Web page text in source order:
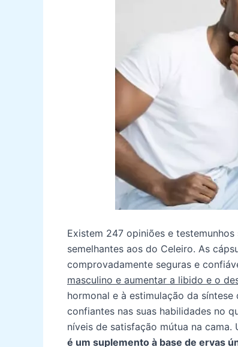
Existem 247 opiniões e
semelhantes aos do Celeiro. As
comprovadamente seguras e
masculino e aumentar a libido e o
hormonal e à estimulação da
confiantes nas suas habilidades no
níveis de satisfação mútua na
é um suplemento à base de ervas